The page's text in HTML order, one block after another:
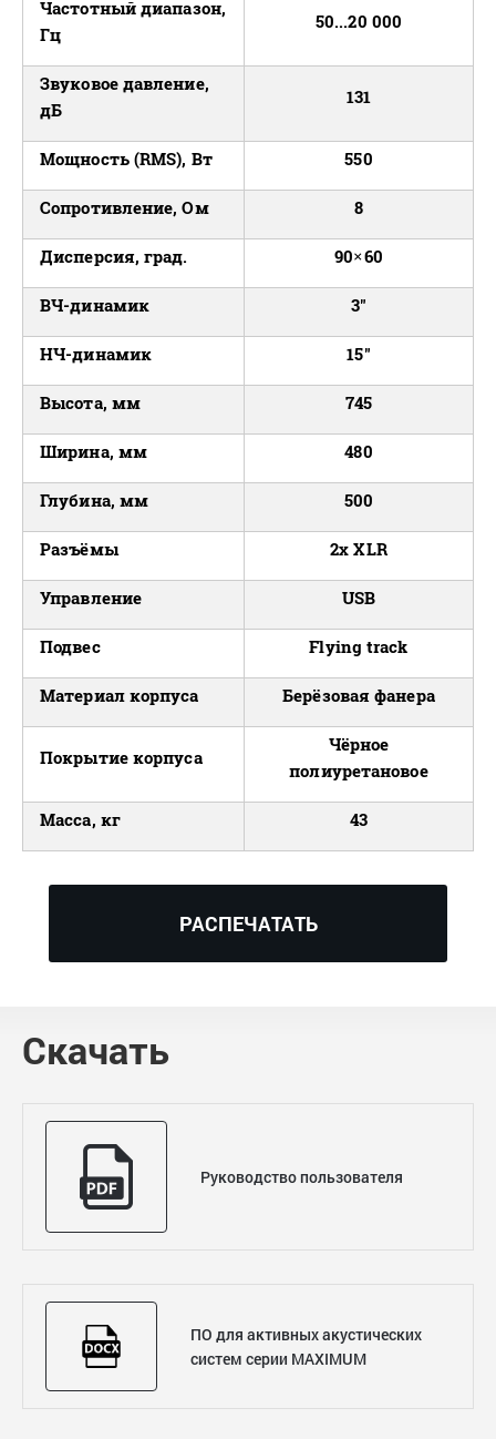
Частотный диапазон,
Гц
50...20 000
Звуковое давление,
дБ
131
Мощность (RMS), Вт 550
Сопротивление, Ом 8
Дисперсия, град. 90×60
ВЧ-динамик 3"
НЧ-динамик 15"
Высота, мм 745
Ширина, мм 480
Глубина, мм 500
Разъёмы 2x XLR
Управление USB
Подвес Flying track
Материал корпуса Берёзовая фанера
Покрытие корпуса
Чёрное
полиуретановое
Масса, кг 43
РАСПЕЧАТАТЬ
Скачать
Руководство пользователя
ПО для активных акустических
систем серии MAXIMUM